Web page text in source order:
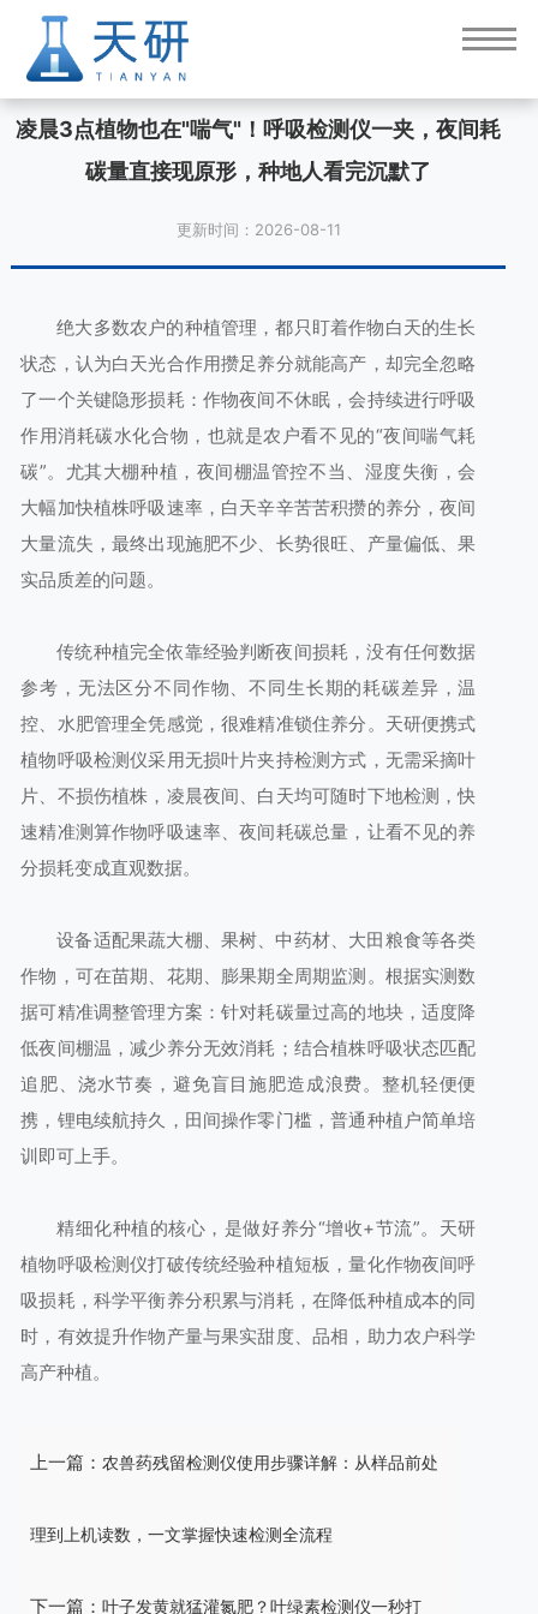
凌晨3点植物也在"喘气"！呼吸检测仪一夹，夜间耗
碳量直接现原形，种地人看完沉默了
更新时间：2026-08-11
绝大多数农户的种植管理，都只盯着作物白天的生长
状态，认为白天光合作用攒足养分就能高产，却完全忽略
了一个关键隐形损耗：作物夜间不休眠，会持续进行呼吸
作用消耗碳水化合物，也就是农户看不见的“夜间喘气耗
碳”。尤其大棚种植，夜间棚温管控不当、湿度失衡，会
大幅加快植株呼吸速率，白天辛辛苦苦积攒的养分，夜间
大量流失，最终出现施肥不少、长势很旺、产量偏低、果
实品质差的问题。
传统种植完全依靠经验判断夜间损耗，没有任何数据
参考，无法区分不同作物、不同生长期的耗碳差异，温
控、水肥管理全凭感觉，很难精准锁住养分。天研便携式
植物呼吸检测仪采用无损叶片夹持检测方式，无需采摘叶
片、不损伤植株，凌晨夜间、白天均可随时下地检测，快
速精准测算作物呼吸速率、夜间耗碳总量，让看不见的养
分损耗变成直观数据。
设备适配果蔬大棚、果树、中药材、大田粮食等各类
作物，可在苗期、花期、膨果期全周期监测。根据实测数
据可精准调整管理方案：针对耗碳量过高的地块，适度降
低夜间棚温，减少养分无效消耗；结合植株呼吸状态匹配
追肥、浇水节奏，避免盲目施肥造成浪费。整机轻便便
携，锂电续航持久，田间操作零门槛，普通种植户简单培
训即可上手。
精细化种植的核心，是做好养分“增收+节流”。天研
植物呼吸检测仪打破传统经验种植短板，量化作物夜间呼
吸损耗，科学平衡养分积累与消耗，在降低种植成本的同
时，有效提升作物产量与果实甜度、品相，助力农户科学
高产种植。
上一篇： 农兽药残留检测仪使用步骤详解：从样品前处
理到上机读数，一文掌握快速检测全流程
下一篇： 叶子发黄就猛灌氮肥？叶绿素检测仪一秒打